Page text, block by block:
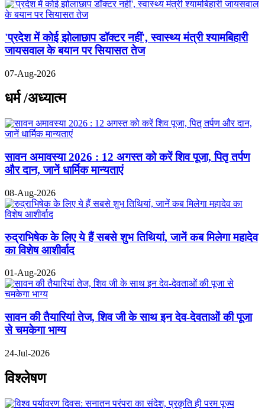
'प्रदेश में कोई झोलाछाप डॉक्टर नहीं', स्वास्थ्य मंत्री श्यामबिहारी
जायसवाल के बयान पर सियासत तेज
07-Aug-2026
धर्म /अध्यात्म
सावन अमावस्या 2026 : 12 अगस्त को करें शिव पूजा, पितृ तर्पण
और दान, जानें धार्मिक मान्यताएं
08-Aug-2026
रुद्राभिषेक के लिए ये हैं सबसे शुभ तिथियां, जानें कब मिलेगा महादेव
का विशेष आशीर्वाद
01-Aug-2026
सावन की तैयारियां तेज, शिव जी के साथ इन देव-देवताओं की पूजा
से चमकेगा भाग्य
24-Jul-2026
विश्लेषण